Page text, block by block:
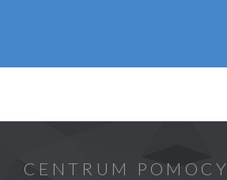
CENTRUM POMOCY